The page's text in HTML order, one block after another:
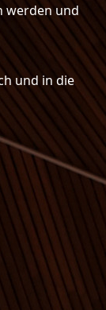
werden und
und in die